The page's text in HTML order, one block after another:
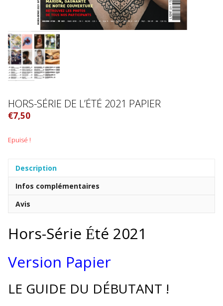
HORS-SÉRIE DE L’ÉTÉ 2021 PAPIER
€7,50
Epuisé !
Description
Infos complémentaires
Avis
Hors-Série Été 2021
Version Papier
LE GUIDE DU DÉBUTANT !